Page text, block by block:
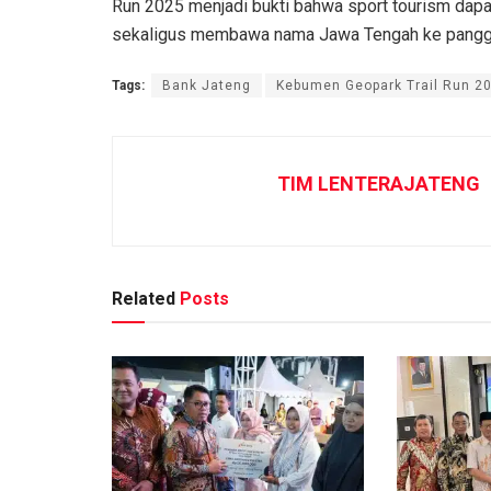
Run 2025 menjadi bukti bahwa sport tourism
sekaligus membawa nama Jawa Tengah ke
Tags: Bank Jateng Kebumen Geopark Trail Run
TIM LENTERAJATENG
Related Posts